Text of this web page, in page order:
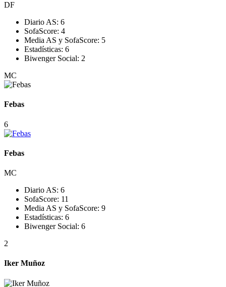
DF
Diario AS: 6
SofaScore: 4
Media AS y SofaScore: 5
Estadísticas: 6
Biwenger Social: 2
MC
Febas
6
Febas
MC
Diario AS: 6
SofaScore: 11
Media AS y SofaScore: 9
Estadísticas: 6
Biwenger Social: 6
2
Iker Muñoz